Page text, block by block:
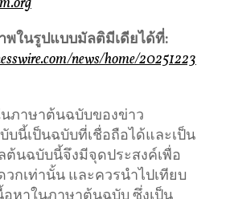
พในรูปแบบมัลติมีเดียได้ที่:
news/home/20251223
ภาษาต้นฉบับของข่าว
นี้เป็นฉบับที่เชื่อถือได้และเป็น
ต้นฉบับนี้จึงมีจุดประสงค์เพื่อ
กเท่านั้น และควรนำไปเทียบ